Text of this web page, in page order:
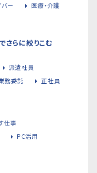
バー
医療・介護
さらに絞りこむ
派遣社員
務委託 正社員
仕事
PC活用